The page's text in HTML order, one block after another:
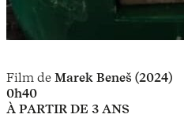
Film de Marek Beneš (2024)
0h40
À PARTIR DE 3 ANS